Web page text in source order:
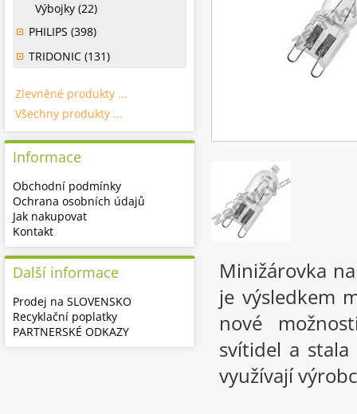
Minižárovka
je výsledkem
nové
svítidel a
využívají
Výbojky (22)
PHILIPS (398)
TRIDONIC (131)
Zlevněné produkty ...
Všechny produkty ...
Informace
Obchodní podmínky
Ochrana osobních údajů
Jak nakupovat
Kontakt
Další informace
Prodej na SLOVENSKO
Recyklační poplatky
PARTNERSKÉ ODKAZY